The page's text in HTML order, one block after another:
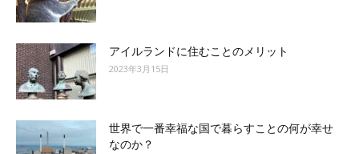
アイルランドに住むことのメリット
2023年3月15日
世界で一番幸福な国で暮らすことの何が幸せ
なのか？